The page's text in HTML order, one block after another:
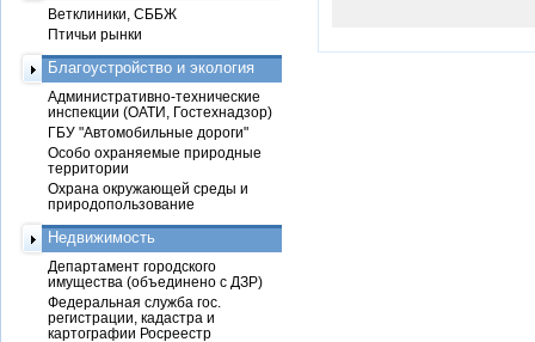
Ветклиники, СББЖ
Птичьи рынки
Благоустройство и экология
Административно-технические
инспекции (ОАТИ, Гостехнадзор)
ГБУ "Автомобильные дороги"
Особо охраняемые природные
территории
Охрана окружающей среды и
природопользование
Недвижимость
Департамент городского
имущества (объединено с ДЗР)
Федеральная служба гос.
регистрации, кадастра и
картографии Росреестр